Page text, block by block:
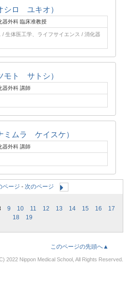
ロ ユキオ）
器外科 臨床准教授
/ 生体医工学、ライフサイエンス / 消化器
ト サトシ）
器外科 講師
ムラ ケイスケ）
器外科 講師
ページ - 次のページ
9 10 11 12 13 14 15 16
17
18
19
このページの先頭へ▲
2022 Nippon Medical School, All Rights Reserved.